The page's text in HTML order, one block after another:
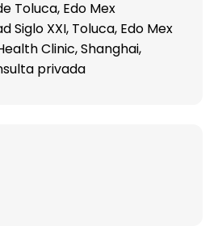
Toluca, Edo Mex
Siglo XXI, Toluca, Edo Mex
Clinic, Shanghai,
privada